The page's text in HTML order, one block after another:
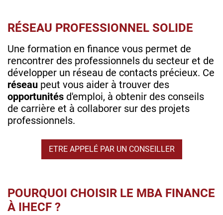
RÉSEAU PROFESSIONNEL SOLIDE
Une formation en finance vous permet de
rencontrer des professionnels du secteur et de
développer un réseau de contacts précieux. Ce
réseau peut vous aider à trouver des
opportunités d'emploi, à obtenir des conseils
de carrière et à collaborer sur des projets
professionnels.
ETRE APPELÉ PAR UN CONSEILLER
POURQUOI CHOISIR LE MBA FINANCE
À IHECF ?